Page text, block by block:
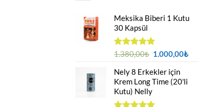
Meksika Biberi 1 Kutu
30 Kapsül
5 üzerinden
aldı
1.380,00₺ Orijinal
1.380,00₺.
1.000,00₺Şu
Nely 8 Erkekler için
Krem Long Time (20'li
Kutu) Nelly